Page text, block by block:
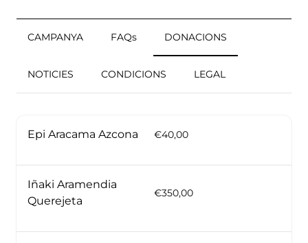
CAMPANYA FAQs DONACIONS
NOTICIES CONDICIONS LEGAL
Epi Aracama Azcona €40,00
Iñaki Aramendia
Querejeta
€350,00